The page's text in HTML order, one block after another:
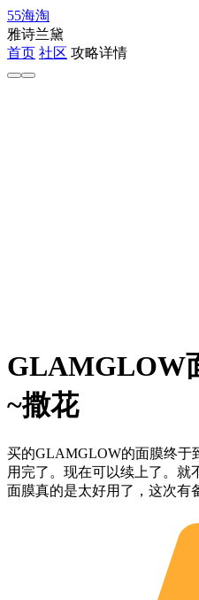
55海淘
雅诗兰黛
首页 社区 攻略详情
GLAMGLOW
~撒花
买的GLAMGLOW的面膜终于
用完了。现在可以续上了。就
面膜真的是太好用了，这次有